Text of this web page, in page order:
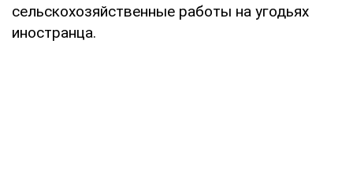
сельскохозяйственные работы на угодьях
иностранца.